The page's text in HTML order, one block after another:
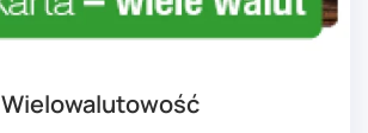
Wielowalutowość